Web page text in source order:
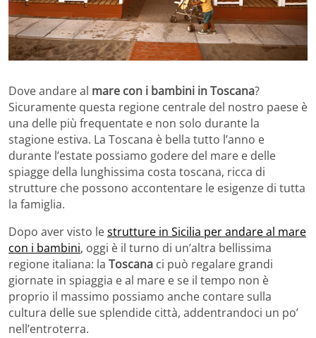
Dove andare al mare con i bambini in Toscana?
Sicuramente questa regione centrale del nostro paese è
una delle più frequentate e non solo durante la
stagione estiva. La Toscana è bella tutto l’anno e
durante l’estate possiamo godere del mare e delle
spiagge della lunghissima costa toscana, ricca di
strutture che possono accontentare le esigenze di tutta
la famiglia.
Dopo aver visto lestrutture in Sicilia per andare al mare
con i bambini, oggi è il turno di un’altra bellissima
regione italiana: la Toscana ci può regalare grandi
giornate in spiaggia e al mare e se il tempo non è
proprio il massimo possiamo anche contare sulla
cultura delle sue splendide città, addentrandoci un po’
nell’entroterra.